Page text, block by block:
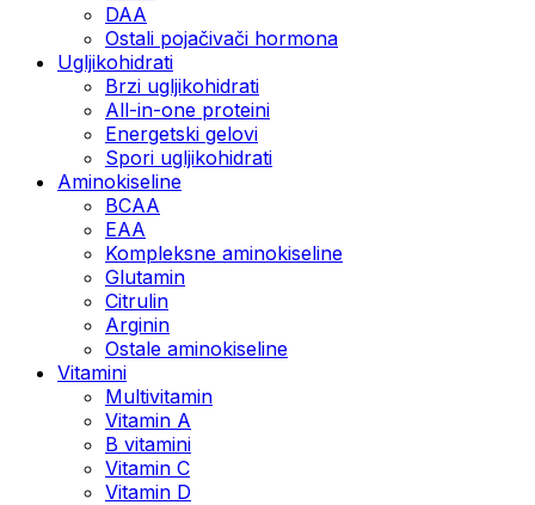
DAA
Ostali pojačivači hormona
Ugljikohidrati
Brzi ugljikohidrati
All-in-one proteini
Energetski gelovi
Spori ugljikohidrati
Aminokiseline
BCAA
EAA
Kompleksne aminokiseline
Glutamin
Citrulin
Arginin
Ostale aminokiseline
Vitamini
Multivitamin
Vitamin A
B vitamini
Vitamin C
Vitamin D